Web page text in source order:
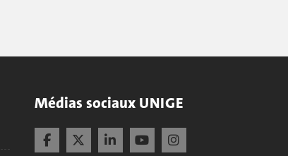
Médias sociaux UNIGE